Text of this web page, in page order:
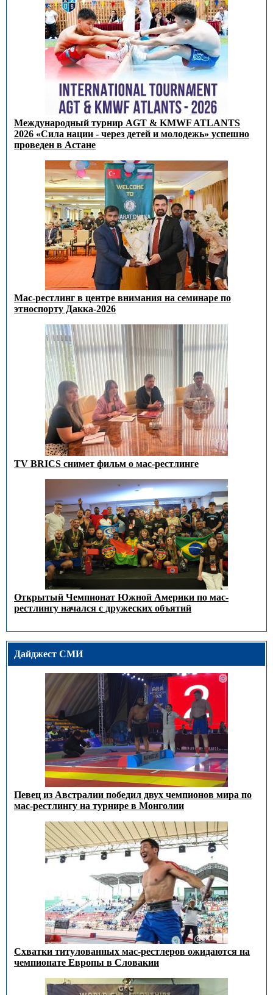
Международный турнир AGT & KMWF ATLANTS
2026 «Сила нации - через детей и молодежь» успешно
проведен в Астане
Мас-рестлинг в центре внимания на семинаре по
этноспорту Дакка-2026
TV BRICS снимет фильм о мас-рестлинге
Открытый Чемпионат Южной Америки по мас-
рестлингу начался с дружеских объятий
Дайджест СМИ
Певец из Австралии победил двух чемпионов мира по
мас-рестлингу на турнире в Монголии
Схватки титулованных мас-рестлеров ожидаются на
чемпионате Европы в Словакии